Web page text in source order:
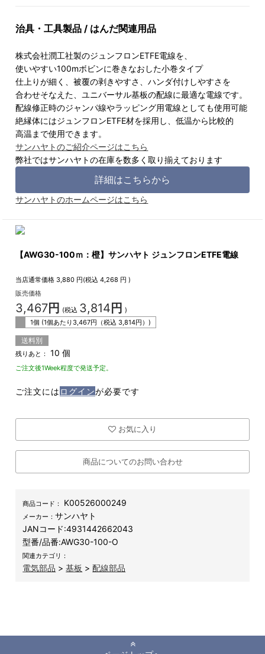
治具・工具製品 / はんだ関連用品
株式会社潤工社製のジュンフロンETFE電線を、
使いやすい100mボビンに巻きなおした小巻タイプ
仕上りが細く、被覆の剥きやすさ、ハンダ付けしやすさを
合わせそなえた、ユニバーサル基板の配線に最適な電線です。
配線修正時のジャンパ線やラッピング用電線としても使用可能
絶縁体にはジュンフロンETFE材を採用し、低温から比較的
高温まで使用できます。
サンハヤトのご紹介ページはこちら
弊社ではサンハヤトの在庫を数多く取り揃えております
詳細はこちらから
サンハヤトのホームページはこちら
【AWG30-100ｍ：橙】サンハヤト ジュンフロンETFE電線
当店通常価格 3,880 円(税込4,268 円 )
販売価格
3,467円 (税込 3,814 円 )
1個 (1個あたり 3,467円（税込 3,814円）)
送料別
残りあと： 10 個
ご注文後1Week程度で発送予定。
ご注文には ログインが必要です
お気に入り
商品についてのお問い合わせ
商品コード： K00526000249
メーカー：サンハヤト
JANコード:4931442662043
型番/品番:AWG30-100-O
関連カテゴリ：
電気部品 >基板 >配線部品